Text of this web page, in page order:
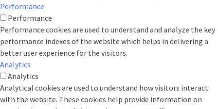
Performance
Performance
Performance cookies are used to understand and analyze the key
performance indexes of the website which helps in delivering a
better user experience for the visitors.
Analytics
Analytics
Analytical cookies are used to understand how visitors interact
with the website. These cookies help provide information on